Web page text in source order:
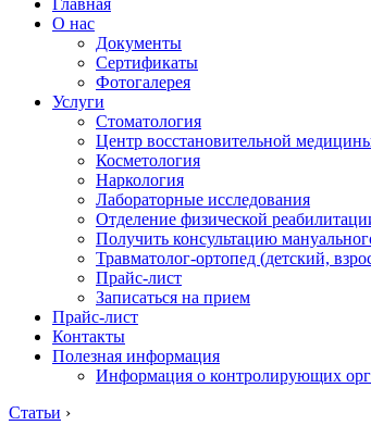
О нас
Документы
Сертификаты
Фотогалерея
Услуги
Стоматология
Центр восстановительной
Косметология
Наркология
Лабораторные исследования
Отделение физической
Получить консультацию
Травматолог-ортопед (детский,
Прайс-лист
Записаться на прием
Прайс-лист
Контакты
Полезная информация
Информация о контролирующих
Статьи ›